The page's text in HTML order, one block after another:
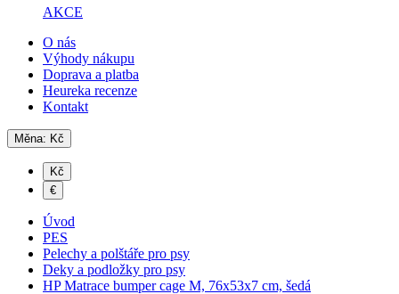
AKCE
O nás
Výhody nákupu
Doprava a platba
Heureka recenze
Kontakt
Měna: Kč
Kč
€
Úvod
PES
Pelechy a polštáře pro psy
Deky a podložky pro psy
HP Matrace bumper cage M, 76x53x7 cm, šedá